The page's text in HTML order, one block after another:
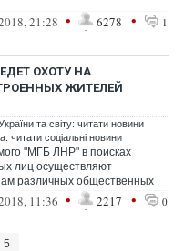
21:28 • 6278 • 1
ОХОТУ НА
ЖИТЕЛЕЙ
та світу: читати новини
читати соціальні новини
"МГБ ЛНР" в поисках
лиц осуществляют
различных общественных
11:36 • 2217 • 0
5